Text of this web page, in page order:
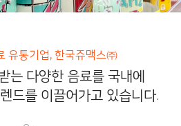
유통기업, 한국쥬맥스㈜
는 다양한 음료를 국내에
드를 이끌어가고 있습니다.